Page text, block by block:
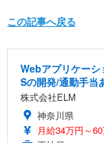
この記事へ戻る
Webアプリケー
Sの開発/通勤手当
株式会社ELM
神奈川県
月給34万円～